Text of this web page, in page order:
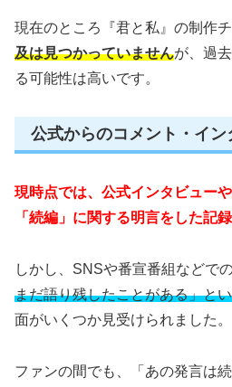
現在のところ『君と私』の制作
及は見つかっていませんが、過
る可能性は高いです。
公式からのコメント・イン
現時点では、公式インタビュー
「続編」に関する明言をした記
しかし、SNSや番宣番組などで
まだ語り残したことがある」と
面がいくつか見受けられました。
ファンの間でも、「あの発言は